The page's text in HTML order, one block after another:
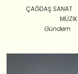
ÇAĞDAŞ SANAT
MÜZIK
Gündem